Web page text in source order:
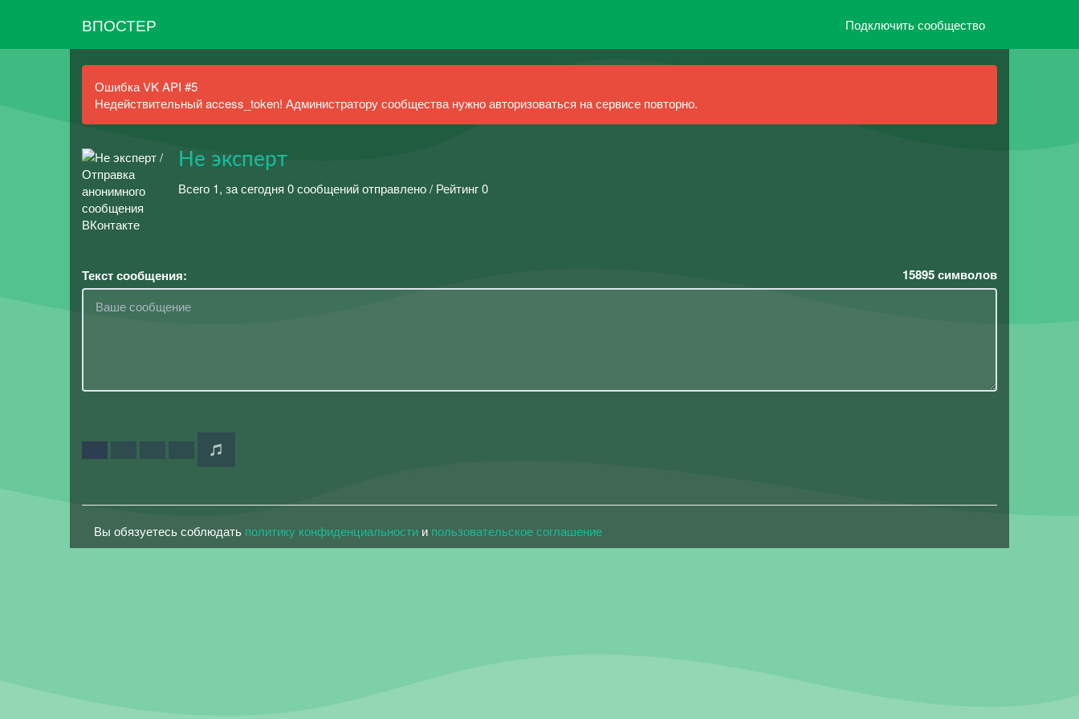
ВПОСТЕР Подключить сообщество
Ошибка VK API #5
Недействительный access_token! Администратору сообщества нужно авторизоваться на сервисе повторно.
Не эксперт
Всего 1, за сегодня 0 сообщений отправлено / Рейтинг 0
Текст сообщения: 15895символов
Вы обязуетесь соблюдать политику конфиденциальности и пользовательское соглашение